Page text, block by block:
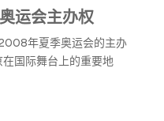
运会主办权
年夏季奥运会的主办
国际舞台上的重要地